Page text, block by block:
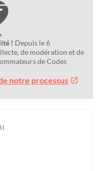
! Depuis le 6
de modération et de
de Codes
notre processus